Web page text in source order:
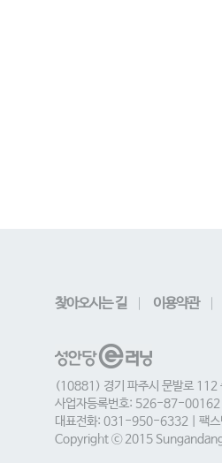
찾아오시는 길 이용약관
(10881) 경기 파주시 문발로 112
사업자등록번호: 526-87-00162
대표전화: 031-950-6332 | 팩
Copyright ⓒ 2015